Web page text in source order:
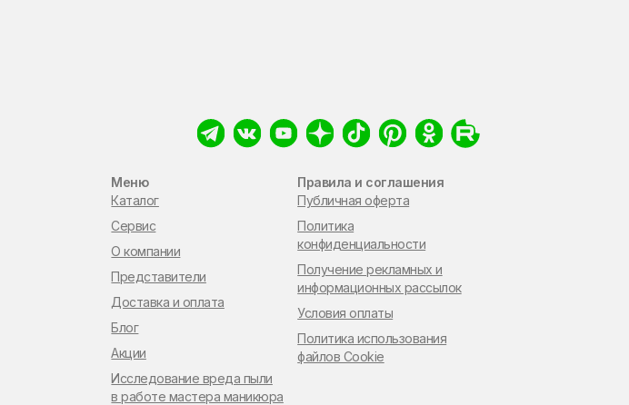
Меню
Каталог
Сервис
О компании
Представители
Доставка и оплата
Блог
Акции
Исследование вреда пыли
в работе мастера маникюра
Правила и соглашения
Публичная оферта
Политика
конфиденциальности
Получение рекламных и
информационных рассылок
Условия оплаты
Политика использования
файлов Cookie